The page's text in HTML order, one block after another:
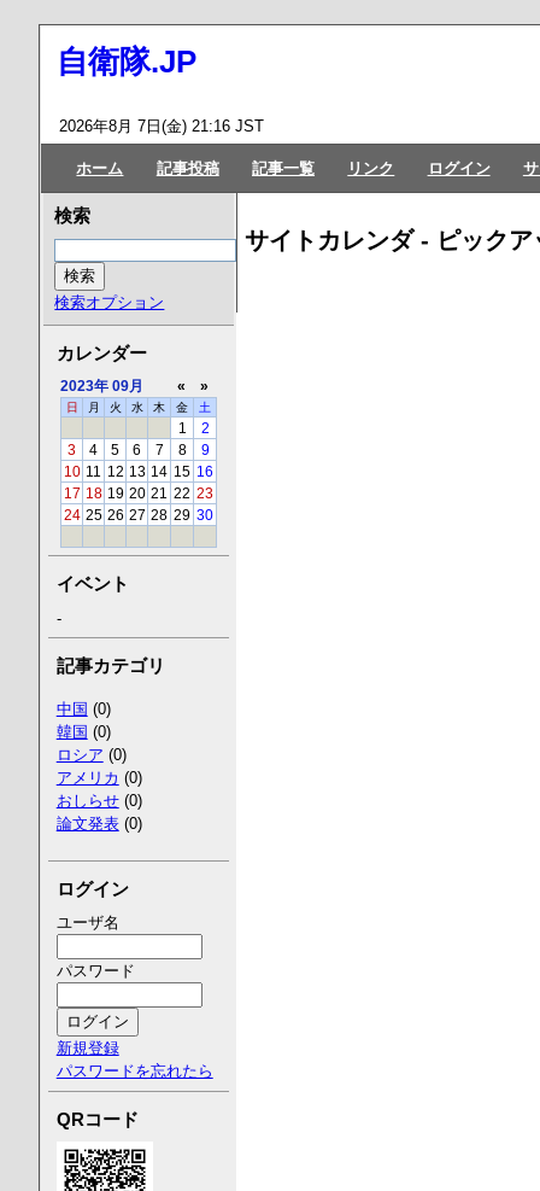
自衛隊.JP
2026年8月 7日(金) 21:16 JST
ホーム 記事投稿 記事一覧 リンク ログイン
サイトカレンダ - ピックア
検索
検索オプション
カレンダー
2023年 09月 « »
日 月 火 水 木 金 土
1
2
3
4 5 6 7 8
9
10 11 12 13 14 15 16
17 18 19 20 21 22 23
24 25 26 27 28 29 30
イベント
-
記事カテゴリ
中国 (0)
韓国 (0)
ロシア (0)
アメリカ (0)
おしらせ(0)
論文発表(0)
ログイン
ユーザ名
パスワード
新規登録
パスワードを忘れたら
QRコード